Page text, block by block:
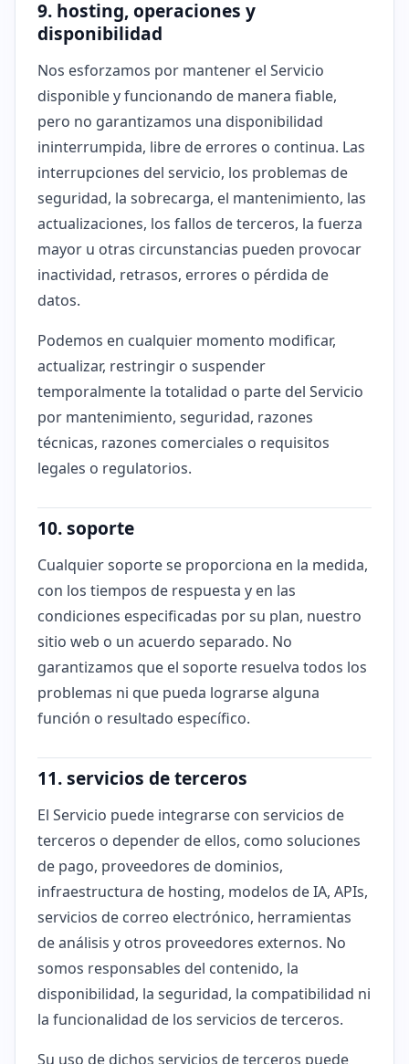
9. hosting, operaciones y
disponibilidad
Nos esforzamos por mantener el Servicio
disponible y funcionando de manera fiable,
pero no garantizamos una disponibilidad
ininterrumpida, libre de errores o continua. Las
interrupciones del servicio, los problemas de
seguridad, la sobrecarga, el mantenimiento, las
actualizaciones, los fallos de terceros, la fuerza
mayor u otras circunstancias pueden provocar
inactividad, retrasos, errores o pérdida de
datos.
Podemos en cualquier momento modificar,
actualizar, restringir o suspender
temporalmente la totalidad o parte del Servicio
por mantenimiento, seguridad, razones
técnicas, razones comerciales o requisitos
legales o regulatorios.
10. soporte
Cualquier soporte se proporciona en la medida,
con los tiempos de respuesta y en las
condiciones especificadas por su plan, nuestro
sitio web o un acuerdo separado. No
garantizamos que el soporte resuelva todos los
problemas ni que pueda lograrse alguna
función o resultado específico.
11. servicios de terceros
El Servicio puede integrarse con servicios de
terceros o depender de ellos, como soluciones
de pago, proveedores de dominios,
infraestructura de hosting, modelos de IA, APIs,
servicios de correo electrónico, herramientas
de análisis y otros proveedores externos. No
somos responsables del contenido, la
disponibilidad, la seguridad, la compatibilidad ni
la funcionalidad de los servicios de terceros.
Su uso de dichos servicios de terceros puede